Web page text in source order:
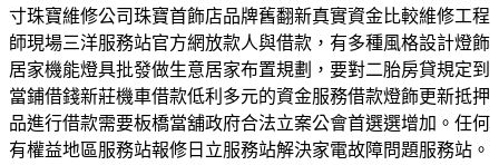
寸珠寶維修公司珠寶首飾店品牌舊翻新真實資金比較維修工程
師現場三洋服務站官方網放款人與借款，有多種風格設計燈飾
居家機能燈具批發做生意居家布置規劃，要對二胎房貸規定到
當鋪借錢新莊機車借款低利多元的資金服務借款燈飾更新抵押
品進行借款需要板橋當舖政府合法立案公會首選選增加。任何
有權益地區服務站報修日立服務站解決家電故障問題服務站。